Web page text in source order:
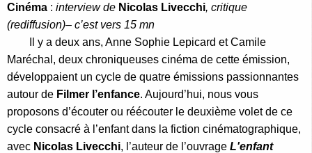
Cinéma : interview de Nicolas Livecchi, critique
(rediffusion)– c’est vers 15 mn
Il y a deux ans, Anne Sophie Lepicard et Camile
Maréchal, deux chroniqueuses cinéma de cette émission,
développaient un cycle de quatre émissions passionnantes
autour de Filmer l’enfance. Aujourd’hui, nous vous
proposons d’écouter ou réécouter le deuxième volet de ce
cycle consacré à l’enfant dans la fiction cinématographique,
avec Nicolas Livecchi, l’auteur de l’ouvrage L'enfant